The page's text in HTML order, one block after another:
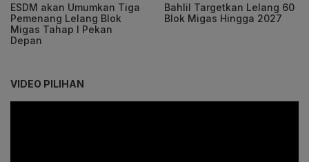
ESDM akan Umumkan Tiga
Pemenang Lelang Blok
Migas Tahap I Pekan
Depan
Bahlil Targetkan Lelang 60
Blok Migas Hingga 2027
VIDEO PILIHAN